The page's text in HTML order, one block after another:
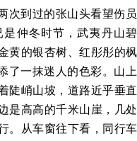
次到过的张山头看望伤员
仲冬时节，武夷丹山碧
黄的银杏树、红彤彤的枫
了一抹迷人的色彩。山上
陡峭山坡，道路近乎垂直
是高高的千米山崖，几处
。从车窗往下看，同行车